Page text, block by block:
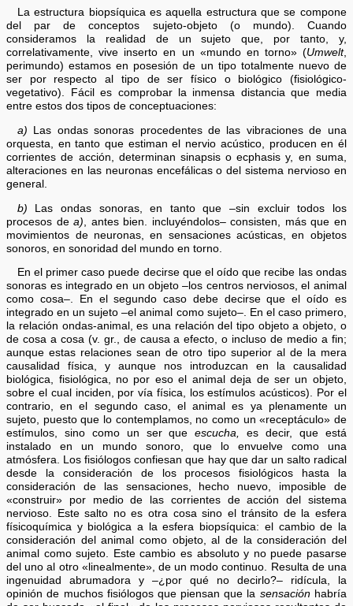
La estructura biopsíquica es aquella estructura que se compone
del par de conceptos sujeto-objeto (o mundo). Cuando
consideramos la realidad de un sujeto que, por tanto, y,
correlativamente, vive inserto en un «mundo en torno» (Umwelt,
perimundo) estamos en posesión de un tipo totalmente nuevo de
ser por respecto al tipo de ser físico o biológico (fisiológico-
vegetativo). Fácil es comprobar la inmensa distancia que media
entre estos dos tipos de conceptuaciones:
a) Las ondas sonoras procedentes de las vibraciones de una
orquesta, en tanto que estiman el nervio acústico, producen en él
corrientes de acción, determinan sinapsis o ecphasis y, en suma,
alteraciones en las neuronas encefálicas o del sistema nervioso en
general.
b) Las ondas sonoras, en tanto que –sin excluir todos los
procesos dea) , antes bien. incluyéndolos– consisten, más que en
movimientos de neuronas, en sensaciones acústicas, en objetos
sonoros, en sonoridad del mundo en torno.
En el primer caso puede decirse que el oído que recibe las ondas
sonoras es integrado en un objeto –los centros nerviosos, el animal
como cosa–. En el segundo caso debe decirse que el oído es
integrado en un sujeto –el animal como sujeto–. En el caso primero,
la relación ondas-animal, es una relación del tipo objeto a objeto, o
de cosa a cosa (v. gr., de causa a efecto, o incluso de medio a fin;
aunque estas relaciones sean de otro tipo superior al de la mera
causalidad física, y aunque nos introduzcan en la causalidad
biológica, fisiológica, no por eso el animal deja de ser un objeto,
sobre el cual inciden, por vía física, los estímulos acústicos). Por el
contrario, en el segundo caso, el animal es ya plenamente un
sujeto, puesto que lo contemplamos, no como un «receptáculo» de
estímulos, sino como un ser queescucha, es decir, que está
instalado en un mundo sonoro, que lo envuelve como una
atmósfera. Los fisiólogos confiesan que hay que dar un salto radical
desde la consideración de los procesos fisiológicos hasta la
consideración de las sensaciones, hecho nuevo, imposible de
«construir» por medio de las corrientes de acción del sistema
nervioso. Este salto no es otra cosa sino el tránsito de la esfera
físicoquímica y biológica a la esfera biopsíquica: el cambio de la
consideración del animal como objeto, al de la consideración del
animal como sujeto. Este cambio es absoluto y no puede pasarse
del uno al otro «linealmente», de un modo continuo. Resulta de una
ingenuidad abrumadora y –¿por qué no decirlo?– ridícula, la
opinión de muchos fisiólogos que piensan que la sensaciónhabría